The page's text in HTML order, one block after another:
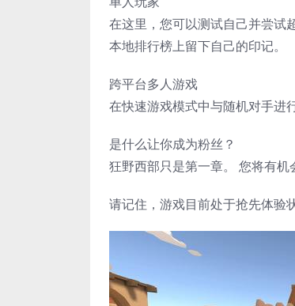
在这里，您可以测试自己并尝试
本地排行榜上留下自己的印记。
跨平台多人游戏
在快速游戏模式中与随机对手进
是什么让你成为粉丝？
狂野西部只是第一章。 您将有
请记住，游戏目前处于抢先体验